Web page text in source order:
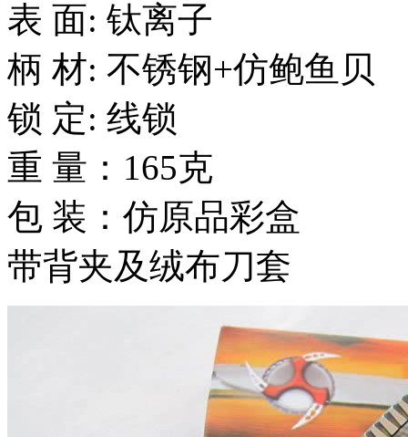
表 面: 钛离子
柄 材: 不锈钢+仿鲍鱼贝
锁 定: 线锁
重 量：165克
包 装：仿原品彩盒
带背夹及绒布刀套